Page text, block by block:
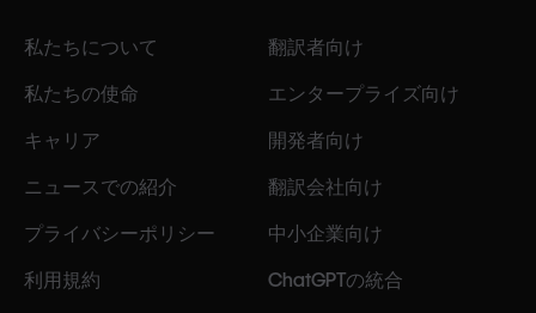
私たちについて
私たちの使命
キャリア
ニュースでの紹介
プライバシーポリシー
利用規約
翻訳者向け
エンタープライズ向け
開発者向け
翻訳会社向け
中小企業向け
ChatGPTの統合